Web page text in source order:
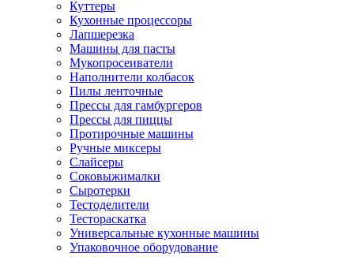
Куттеры
Кухонные процессоры
Лапшерезка
Машины для пасты
Мукопросеиватели
Наполнители колбасок
Пилы ленточные
Прессы для гамбургеров
Прессы для пиццы
Протирочные машины
Ручные миксеры
Слайсеры
Соковыжималки
Сыротерки
Тестоделители
Тестораскатка
Универсальные кухонные машины
Упаковочное оборудование